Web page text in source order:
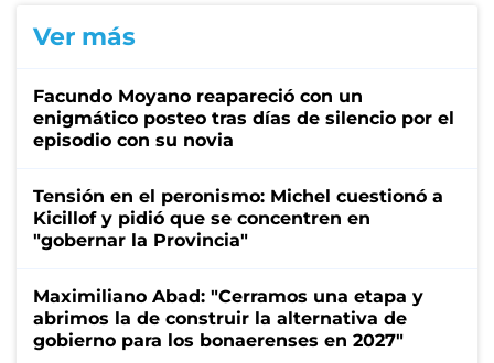
Ver más
Facundo Moyano reapareció con un
enigmático posteo tras días de silencio por el
episodio con su novia
Tensión en el peronismo: Michel cuestionó a
Kicillof y pidió que se concentren en
"gobernar la Provincia"
Maximiliano Abad: "Cerramos una etapa y
abrimos la de construir la alternativa de
gobierno para los bonaerenses en 2027"